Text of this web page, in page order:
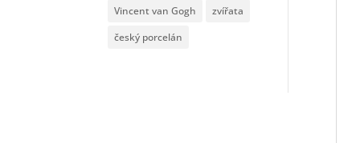
Vincent van Gogh
zvířata
český porcelán